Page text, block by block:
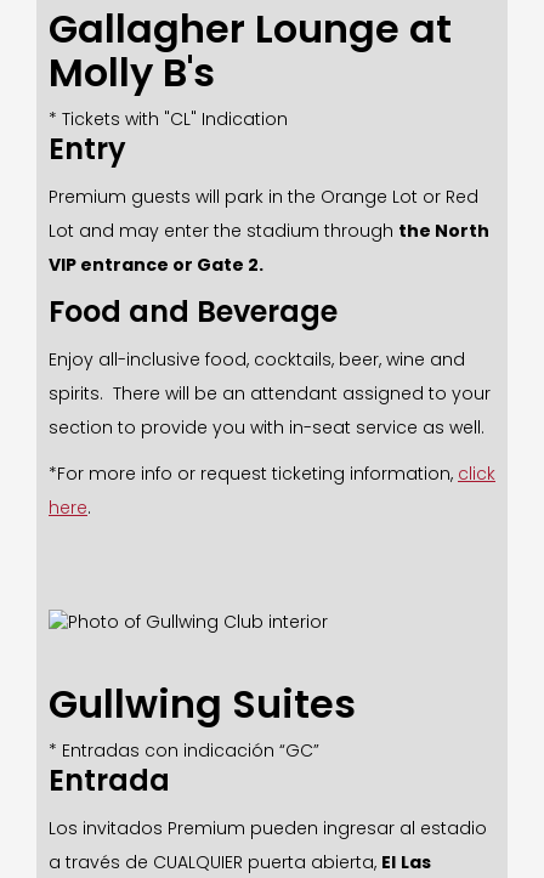
Gallagher Lounge at
Molly B's
* Tickets with "CL" Indication
Entry
Premium guests will park in the Orange Lot or Red
Lot and may enter the stadium through the North
VIP entrance or Gate 2.
Food and Beverage
Enjoy all-inclusive food, cocktails, beer, wine and
spirits. There will be an attendant assigned to your
section to provide you with in-seat service as well.
*For more info or request ticketing information, click
here.
Gullwing Suites
* Entradas con indicación “GC”
Entrada
Los invitados Premium pueden ingresar al estadio
a través de CUALQUIER puerta abierta, El Las